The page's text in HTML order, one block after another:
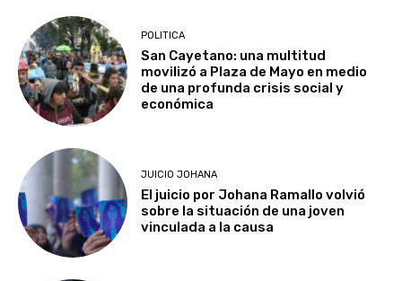
POLITICA
San Cayetano: una multitud
movilizó a Plaza de Mayo en medio
de una profunda crisis social y
económica
JUICIO JOHANA
El juicio por Johana Ramallo volvió
sobre la situación de una joven
vinculada a la causa